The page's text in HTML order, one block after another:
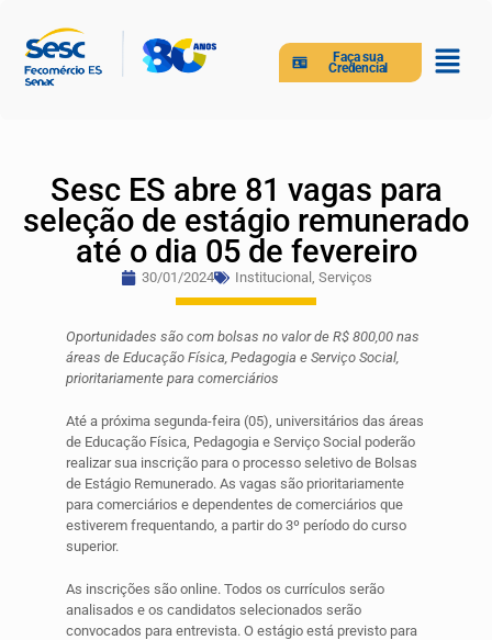
Faça sua
Credencial
Sesc ES abre 81 vagas para
seleção de estágio remunerado
até o dia 05 de fevereiro
30/01/2024 Institucional , Serviços
Oportunidades são com bolsas no valor de R$ 800,00 nas
áreas de Educação Física, Pedagogia e Serviço Social,
prioritariamente para comerciários
Até a próxima segunda-feira (05), universitários das áreas
de Educação Física, Pedagogia e Serviço Social poderão
realizar sua inscrição para o processo seletivo de Bolsas
de Estágio Remunerado. As vagas são prioritariamente
para comerciários e dependentes de comerciários que
estiverem frequentando, a partir do 3º período do curso
superior.
As inscrições são online. Todos os currículos serão
analisados e os candidatos selecionados serão
convocados para entrevista. O estágio está previsto para